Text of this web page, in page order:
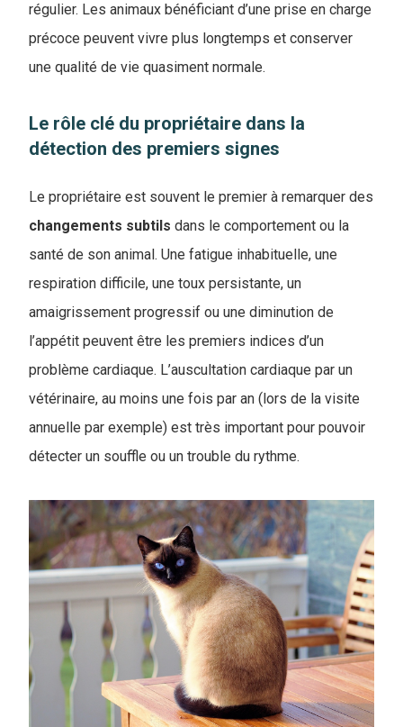
régulier. Les animaux bénéficiant d’une prise en charge
précoce peuvent vivre plus longtemps et conserver
une qualité de vie quasiment normale.
Le rôle clé du propriétaire dans la
détection des premiers signes
Le propriétaire est souvent le premier à remarquer des
changements subtils dans le comportement ou la
santé de son animal. Une fatigue inhabituelle, une
respiration difficile, une toux persistante, un
amaigrissement progressif ou une diminution de
l’appétit peuvent être les premiers indices d’un
problème cardiaque. L’auscultation cardiaque par un
vétérinaire, au moins une fois par an (lors de la visite
annuelle par exemple) est très important pour pouvoir
détecter un souffle ou un trouble du rythme.